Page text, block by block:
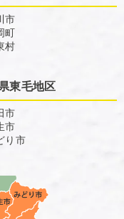
市
町
村
東毛地区
市
市
り市